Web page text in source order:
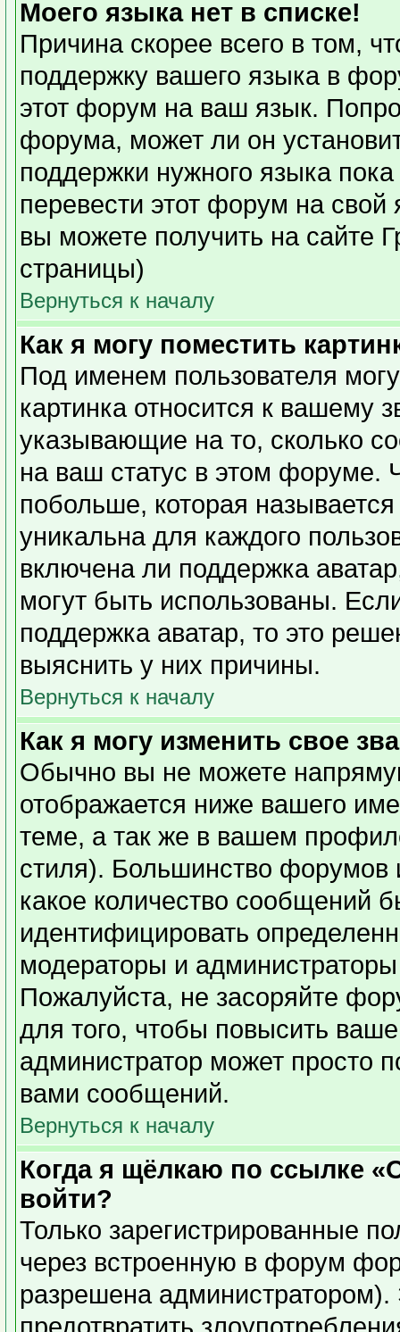
Моего языка нет в списке!
Причина скорее всего в том,
поддержку вашего языка в
этот форум на ваш язык.
форума, может ли он
поддержки нужного языка
перевести этот форум на
вы можете получить на сайте
страницы)
Вернуться к началу
Как я могу поместить
Под именем пользователя
картинка относится к вашему
указывающие на то, сколько
на ваш статус в этом форуме.
побольше, которая
уникальна для каждого
включена ли поддержка
могут быть использованы.
поддержка аватар, то это
выяснить у них причины.
Вернуться к началу
Как я могу изменить свое
Обычно вы не можете
отображается ниже вашего
теме, а так же в вашем
стиля). Большинство форумов
какое количество сообщений
идентифицировать
модераторы и
Пожалуйста, не засоряйте
для того, чтобы повысить
администратор может просто
вами сообщений.
Вернуться к началу
Когда я щёлкаю по ссылке
войти?
Только зарегистрированные
через встроенную в форум
разрешена